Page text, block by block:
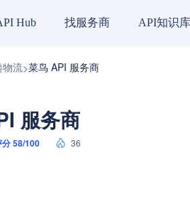
Hub 找服务商 API知识库
物流>菜鸟 API 服务商
服务商
分 58/100 36